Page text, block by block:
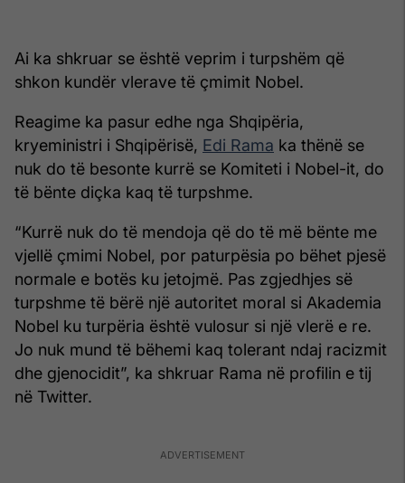
Ai ka shkruar se është veprim i turpshëm që
shkon kundër vlerave të çmimit Nobel.
Reagime ka pasur edhe nga Shqipëria,
kryeministri i Shqipërisë, Edi Rama ka thënë se
nuk do të besonte kurrë se Komiteti i Nobel-it, do
të bënte diçka kaq të turpshme.
“Kurrë nuk do të mendoja që do të më bënte me
vjellë çmimi Nobel, por paturpësia po bëhet pjesë
normale e botës ku jetojmë. Pas zgjedhjes së
turpshme të bërë një autoritet moral si Akademia
Nobel ku turpëria është vulosur si një vlerë e re.
Jo nuk mund të bëhemi kaq tolerant ndaj racizmit
dhe gjenocidit”, ka shkruar Rama në profilin e tij
në Twitter.